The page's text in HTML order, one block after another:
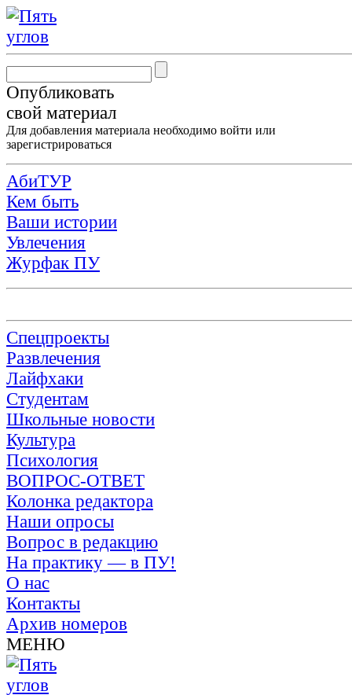
Опубликовать
свой материал
Для добавления материала необходимо войти или
зарегистрироваться
АбиТУР
Кем быть
Ваши истории
Увлечения
Журфак ПУ
Спецпроекты
Развлечения
Лайфхаки
Студентам
Школьные новости
Культура
Психология
ВОПРОС-ОТВЕТ
Колонка редактора
Наши опросы
Вопрос в редакцию
На практику — в ПУ!
О нас
Контакты
Архив номеров
МЕНЮ